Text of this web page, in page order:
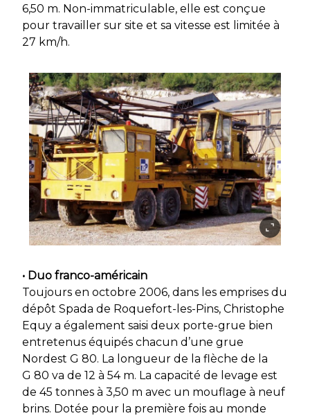
6,50 m. Non-immatriculable, elle est conçue
pour travailler sur site et sa vitesse est limitée à
27 km/h.
• Duo franco-américain
Toujours en octobre 2006, dans les emprises du
dépôt Spada de Roquefort-les-Pins, Christophe
Equy a également saisi deux porte-grue bien
entretenus équipés chacun d’une grue
Nordest G 80. La longueur de la flèche de la
G 80 va de 12 à 54 m. La capacité de levage est
de 45 tonnes à 3,50 m avec un mouflage à neuf
brins. Dotée pour la première fois au monde